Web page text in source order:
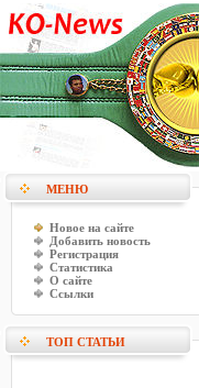
МЕНЮ
Новое на сайте
Добавить новость
Регистрация
Статистика
О сайте
Ссылки
ТОП СТАТЬИ